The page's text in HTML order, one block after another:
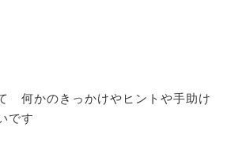
何かのきっかけやヒントや手助け
です